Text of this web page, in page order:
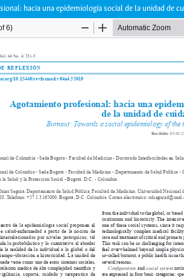
hacia una epidemiología social de la unidad de